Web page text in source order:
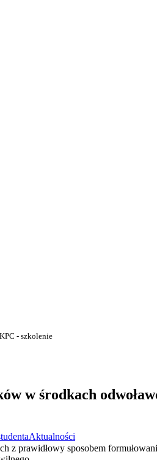
- szkolenie
w środkach
Aktualności
z prawidłowy sposobem